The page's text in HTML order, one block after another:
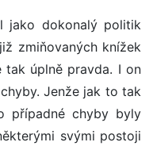
jako dokonalý politik
zmiňovaných knížek
tak úplně pravda. I on
Jenže jak to tak
případné chyby byly
svými postoji